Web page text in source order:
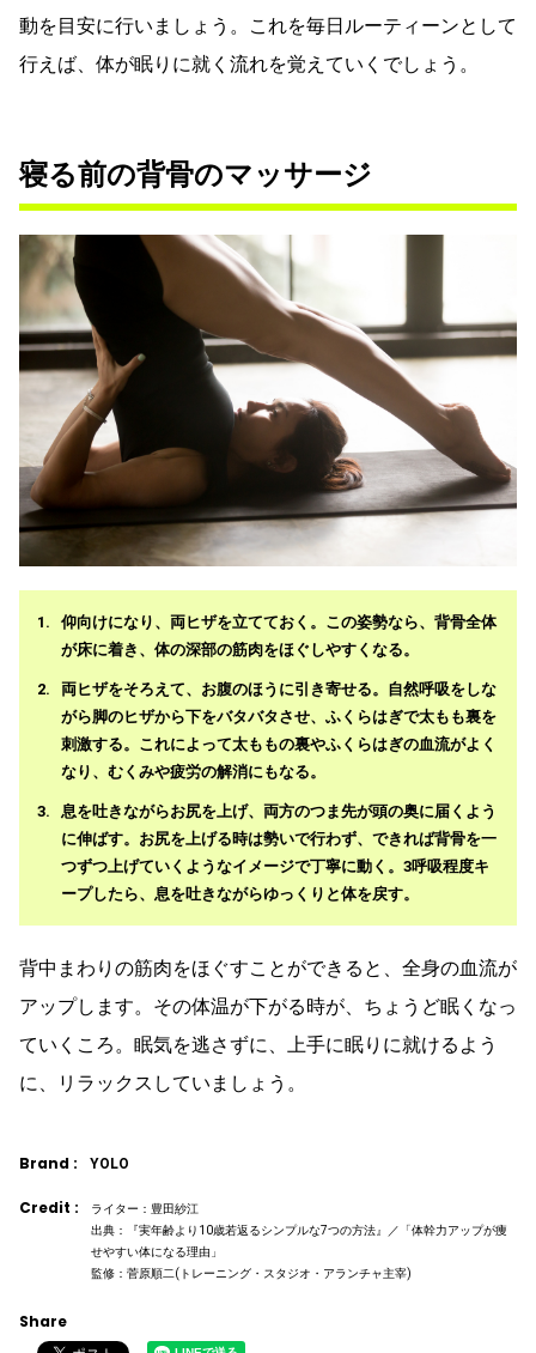
動を目安に行いましょう。これを毎日ルーティーンとして
行えば、体が眠りに就く流れを覚えていくでしょう。
寝る前の背骨のマッサージ
仰向けになり、両ヒザを立てておく。この姿勢なら、背骨全体
が床に着き、体の深部の筋肉をほぐしやすくなる。
両ヒザをそろえて、お腹のほうに引き寄せる。自然呼吸をしな
がら脚のヒザから下をバタバタさせ、ふくらはぎで太もも裏を
刺激する。これによって太ももの裏やふくらはぎの血流がよく
なり、むくみや疲労の解消にもなる。
息を吐きながらお尻を上げ、両方のつま先が頭の奥に届くよう
に伸ばす。お尻を上げる時は勢いで行わず、できれば背骨を一
つずつ上げていくようなイメージで丁寧に動く。3呼吸程度キ
ープしたら、息を吐きながらゆっくりと体を戻す。
背中まわりの筋肉をほぐすことができると、全身の血流が
アップします。その体温が下がる時が、ちょうど眠くなっ
ていくころ。眠気を逃さずに、上手に眠りに就けるよう
に、リラックスしていましょう。
Brand : YOLO
Credit :
ライター：豊田紗江
出典：『実年齢より10歳若返るシンプルな7つの方法』／「体幹力アップが痩
せやすい体になる理由」
監修：菅原順二(トレーニング・スタジオ・アランチャ主宰)
Share